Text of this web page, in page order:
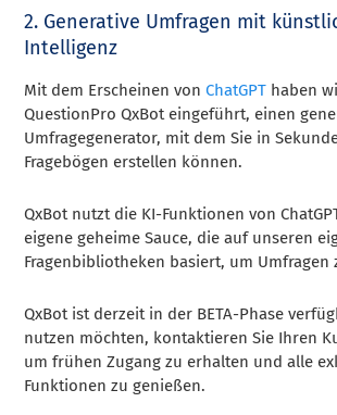
2. Generative Umfragen mit
Intelligenz
Mit dem Erscheinen vonChatGPT haben
QuestionPro QxBot eingeführt, einen
Umfragegenerator, mit dem Sie in
Fragebögen erstellen können.
QxBot nutzt die KI-Funktionen von
eigene geheime Sauce, die auf unseren
Fragenbibliotheken basiert, um Umfragen
QxBot ist derzeit in der BETA-Phase
nutzen möchten, kontaktieren Sie Ihren
um frühen Zugang zu erhalten und alle
Funktionen zu genießen.